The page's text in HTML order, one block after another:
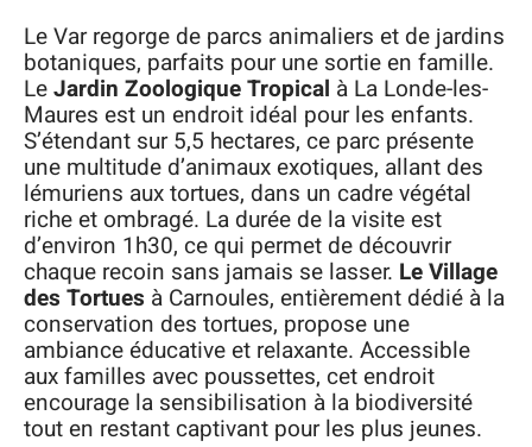
Le Var regorge de parcs animaliers et de jardins
botaniques, parfaits pour une sortie en famille.
LeJardin Zoologique Tropical à La Londe-les-
Maures est un endroit idéal pour les enfants.
S’étendant sur 5,5 hectares, ce parc présente
une multitude d’animaux exotiques, allant des
lémuriens aux tortues, dans un cadre végétal
riche et ombragé. La durée de la visite est
d’environ 1h30, ce qui permet de découvrir
chaque recoin sans jamais se lasser. Le Village
des Tortues à Carnoules, entièrement dédié à la
conservation des tortues, propose une
ambiance éducative et relaxante. Accessible
aux familles avec poussettes, cet endroit
encourage la sensibilisation à la biodiversité
tout en restant captivant pour les plus jeunes.